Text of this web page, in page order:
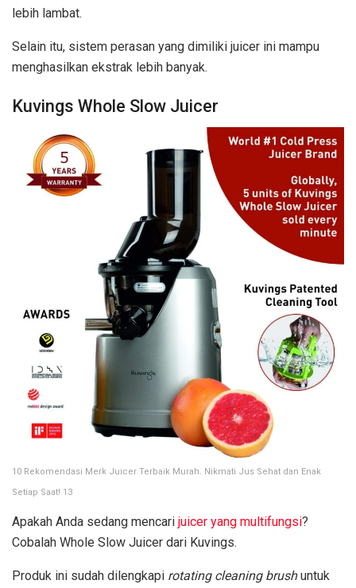
lebih lambat.
Selain itu, sistem perasan yang dimiliki juicer ini mampu
menghasilkan ekstrak lebih banyak.
Kuvings Whole Slow Juicer
10 Rekomendasi Merk Juicer Terbaik Murah. Nikmati Jus Sehat dan Enak
Setiap Saat! 13
Apakah Anda sedang mencari juicer yang multifungsi?
Cobalah Whole Slow Juicer dari Kuvings.
Produk ini sudah dilengkapi rotating cleaning brushuntuk